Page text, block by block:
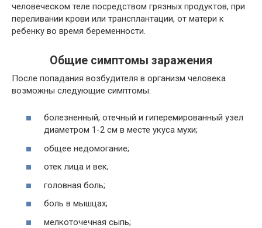
человеческом теле посредством грязных продуктов, при
переливании крови или трансплантации, от матери к
ребенку во время беременности.
Общие симптомы заражения
После попадания возбудителя в организм человека
возможны следующие симптомы:
болезненный, отечный и гиперемированный узел
диаметром 1-2 см в месте укуса мухи;
общее недомогание;
отек лица и век;
головная боль;
боль в мышцах;
мелкоточечная сыпь;